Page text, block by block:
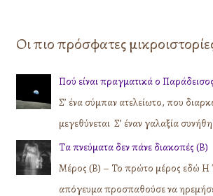
Οι πιο πρόσφατες
Πού είναι πραγματικά ο
Σ’ ένα σύμπαν ατελείωτο, που
μεγεθύνεται Σ’ έναν γαλαξία
Τα πνεύματα δεν πάνε διακοπές (Β)
Μέρος (Β) – Το πρώτο μέρος εδώ Η
απόγευμα προσπαθούσε να